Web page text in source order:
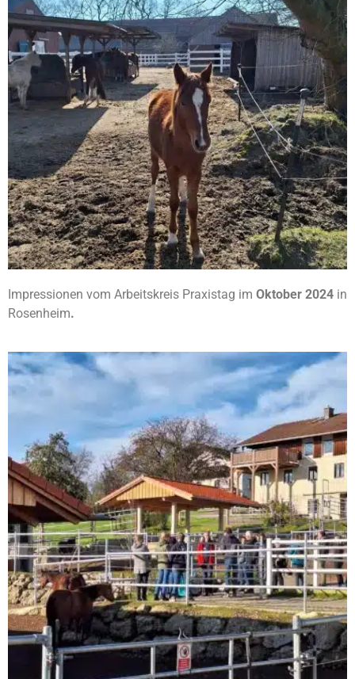
Impressionen vom Arbeitskreis Praxistag im Oktober 2024 in
Rosenheim.